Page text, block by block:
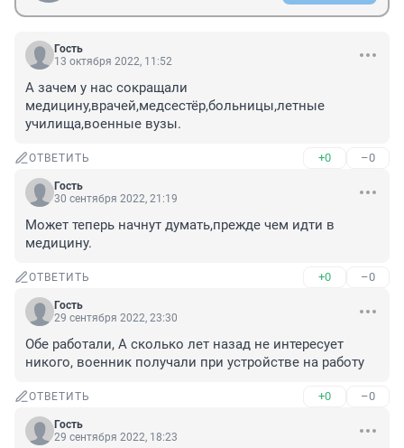
Гость
13 октября 2022, 11:52
А зачем у нас сокращали
медицину,врачей,медсестёр,больницы,летные
училища,военные вузы.
ОТВЕТИТЬ +0 –0
Гость
30 сентября 2022, 21:19
Может теперь начнут думать,прежде чем идти в
медицину.
ОТВЕТИТЬ +0 –0
Гость
29 сентября 2022, 23:30
Обе работали, А сколько лет назад не интересует
никого, военник получали при устройстве на работу
ОТВЕТИТЬ +0 –0
Гость
29 сентября 2022, 18:23